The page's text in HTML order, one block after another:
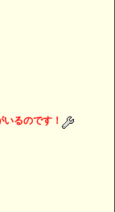
るのです！